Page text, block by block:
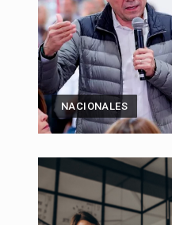
NACIONALES